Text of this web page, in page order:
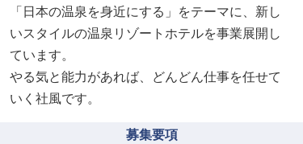
「日本の温泉を身近にする」をテーマに、新し
いスタイルの温泉リゾートホテルを事業展開し
ています。
やる気と能力があれば、どんどん仕事を任せて
いく社風です。
募集要項